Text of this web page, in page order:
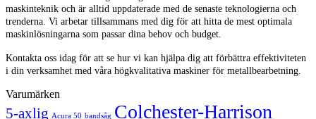
maskinteknik och är alltid uppdaterade med de senaste teknologierna och
trenderna. Vi arbetar tillsammans med dig för att hitta de mest optimala
maskinlösningarna som passar dina behov och budget.
Kontakta oss idag för att se hur vi kan hjälpa dig att förbättra effektiviteten
i din verksamhet med våra högkvalitativa maskiner för metallbearbetning.
Varumärken
5-axlig Acura 50 bandsåg Colchester-Harrison